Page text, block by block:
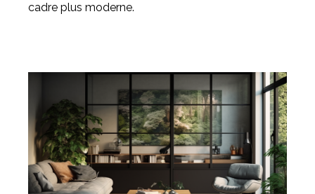
cadre plus moderne.